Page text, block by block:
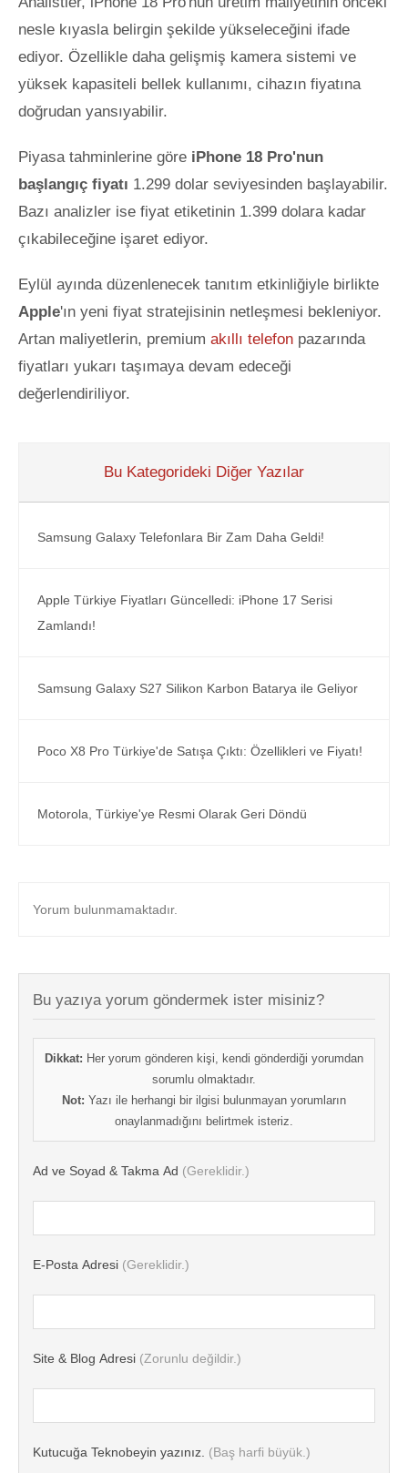
nesle kıyasla belirgin şekilde yükseleceğini ifade
ediyor. Özellikle daha gelişmiş kamera sistemi ve
yüksek kapasiteli bellek kullanımı, cihazın fiyatına
doğrudan yansıyabilir.
Piyasa tahminlerine göre iPhone 18 Pro'nun
başlangıç fiyatı 1.299 dolar seviyesinden başlayabilir.
Bazı analizler ise fiyat etiketinin 1.399 dolara kadar
çıkabileceğine işaret ediyor.
Eylül ayında düzenlenecek tanıtım etkinliğiyle birlikte
Apple'ın yeni fiyat stratejisinin netleşmesi bekleniyor.
Artan maliyetlerin, premium akıllı telefon pazarında
fiyatları yukarı taşımaya devam edeceği
değerlendiriliyor.
Bu Kategorideki Diğer Yazılar
Samsung Galaxy Telefonlara Bir Zam Daha Geldi!
Apple Türkiye Fiyatları Güncelledi: iPhone 17 Serisi
Zamlandı!
Samsung Galaxy S27 Silikon Karbon Batarya ile Geliyor
Poco X8 Pro Türkiye'de Satışa Çıktı: Özellikleri ve Fiyatı!
Motorola, Türkiye'ye Resmi Olarak Geri Döndü
Yorum bulunmamaktadır.
Bu yazıya yorum göndermek ister misiniz?
Dikkat: Her yorum gönderen kişi, kendi gönderdiği yorumdan
sorumlu olmaktadır.
Not: Yazı ile herhangi bir ilgisi bulunmayan yorumların
onaylanmadığını belirtmek isteriz.
Ad ve Soyad & Takma Ad (Gereklidir.)
E-Posta Adresi (Gereklidir.)
Site & Blog Adresi (Zorunlu değildir.)
Kutucuğa Teknobeyin yazınız. (Baş harfi büyük.)